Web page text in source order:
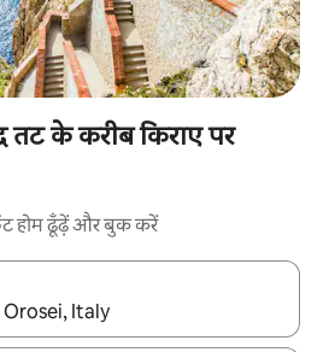
तट के करीब किराए पर
होम ढूँढ़ें और बुक करें
और डाउन 'ऐरो की' का इस्तेमाल करके नेविगेट